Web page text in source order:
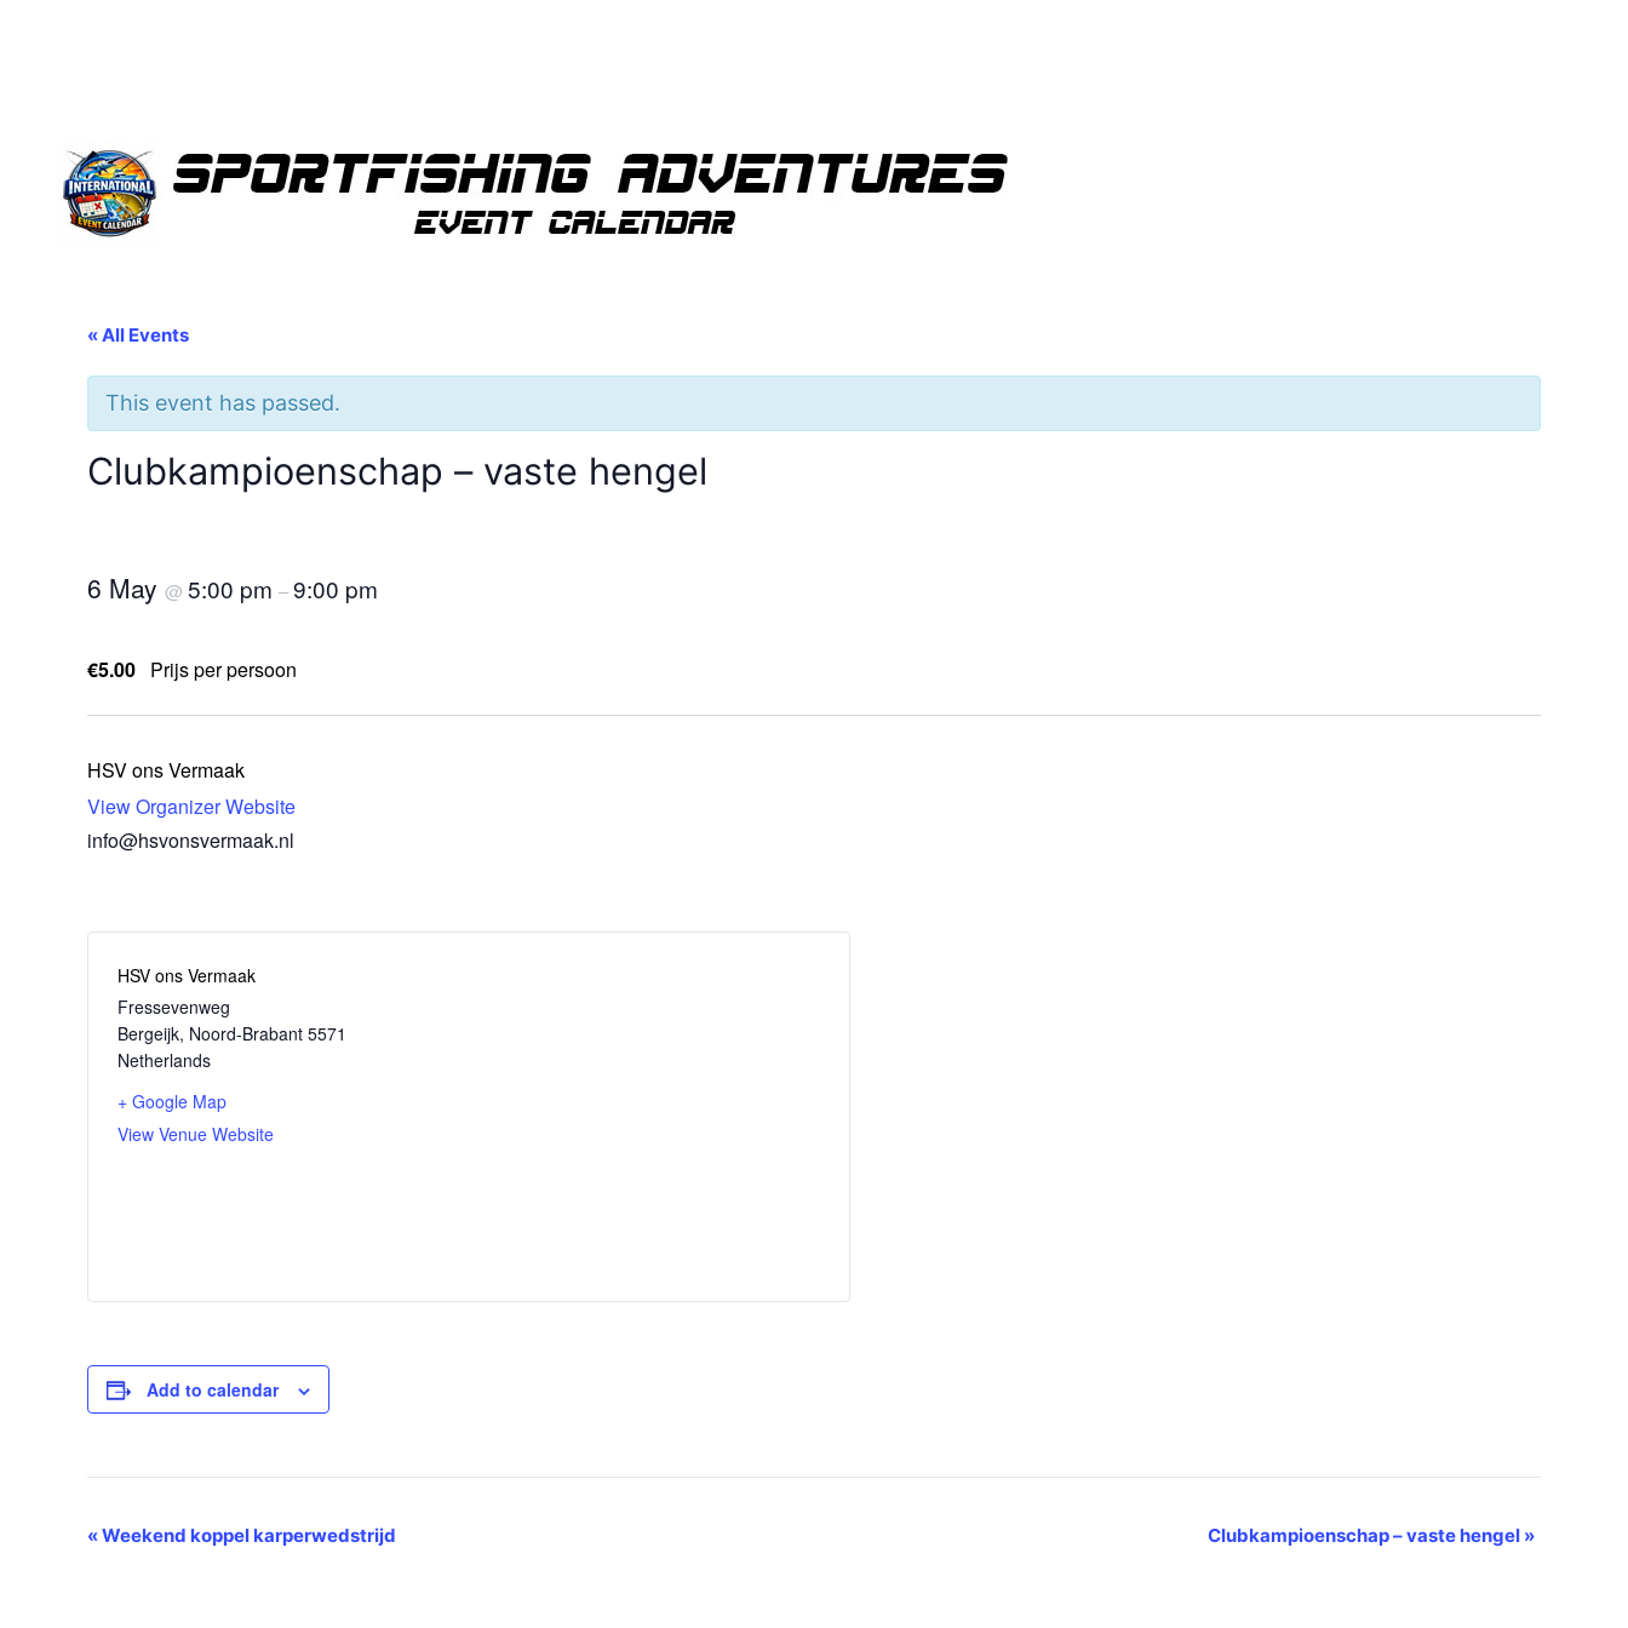
« All Events
This event has passed.
Clubkampioenschap – vaste hengel
6 May @ 5:00 pm –9:00 pm
€5.00 Prijs per persoon
HSV ons Vermaak
View Organizer Website
info@hsvonsvermaak.nl
HSV ons Vermaak
Fressevenweg
Bergeijk, Noord-Brabant 5571
Netherlands
+ Google Map
View Venue Website
Add to calendar
Event
«Weekend koppel karperwedstrijd Clubkampioenschap – vaste hengel »